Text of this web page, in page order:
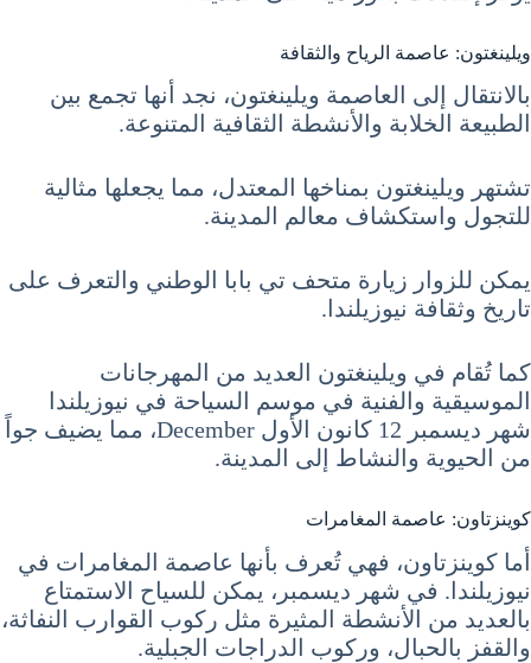
ويلينغتون: عاصمة الرياح والثقافة
بالانتقال إلى العاصمة ويلينغتون، نجد أنها تجمع بين
الطبيعة الخلابة والأنشطة الثقافية المتنوعة.
تشتهر ويلينغتون بمناخها المعتدل، مما يجعلها مثالية
للتجول واستكشاف معالم المدينة.
يمكن للزوار زيارة متحف تي بابا الوطني والتعرف على
تاريخ وثقافة نيوزيلندا.
كما تُقام في ويلينغتون العديد من المهرجانات
الموسيقية والفنية في موسم السياحة في نيوزيلندا
شهر ديسمبر 12 كانون الأول December، مما يضيف جواً
من الحيوية والنشاط إلى المدينة.
كوينزتاون: عاصمة المغامرات
أما كوينزتاون، فهي تُعرف بأنها عاصمة المغامرات في
نيوزيلندا. في شهر ديسمبر، يمكن للسياح الاستمتاع
بالعديد من الأنشطة المثيرة مثل ركوب القوارب النفاثة،
والقفز بالحبال، وركوب الدراجات الجبلية.